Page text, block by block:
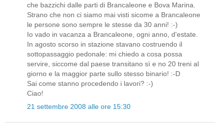
che bazzichi dalle parti di Brancaleone e Bova Marina.
Strano che non ci siamo mai visti sicome a Brancaleone
le persone sono sempre le stesse da 30 anni! :-)
Io vado in vacanza a Brancaleone, ogni anno, d'estate.
In agosto scorso in stazione stavano costruendo il
sottopassaggio pedonale: mi chiedo a cosa possa
servire, siccome dal paese transitano sì e no 20 treni al
giorno e la maggior parte sullo stesso binario! :-D
Sai come stanno procedendo i lavori? :-)
Ciao!
21 settembre 2008 alle ore 15:30